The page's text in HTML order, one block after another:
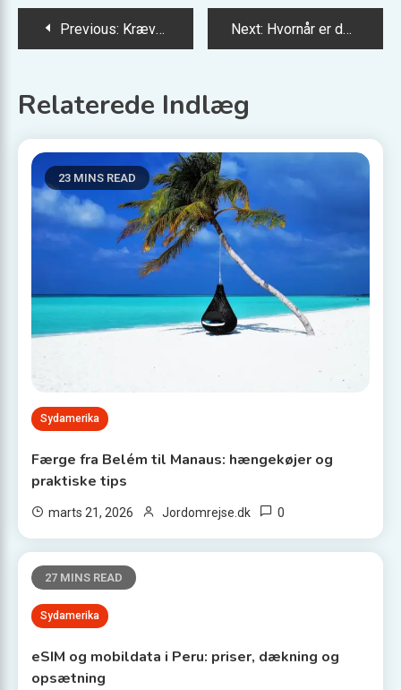
Indlægsnavigation
Previous: Kræver motorvejskørsel i Schweiz en vignet? Next: Hvornår er den bedste sæson at besøge Patagonien?
Relaterede Indlæg
23 MINS READ
Sydamerika
Færge fra Belém til Manaus: hængekøjer og
praktiske tips
marts 21, 2026 Jordomrejse.dk 0
27 MINS READ
Sydamerika
eSIM og mobildata i Peru: priser, dækning og
opsætning